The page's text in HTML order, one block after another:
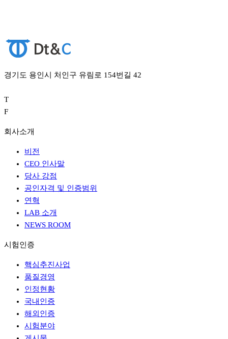
경기도 용인시 처인구 유림로 154번길 42
T
F
회사소개
비전
CEO 인사말
당사 강점
공인자격 및 인증범위
연혁
LAB 소개
NEWS ROOM
시험인증
핵심추진사업
품질경영
인정현황
국내인증
해외인증
시험분야